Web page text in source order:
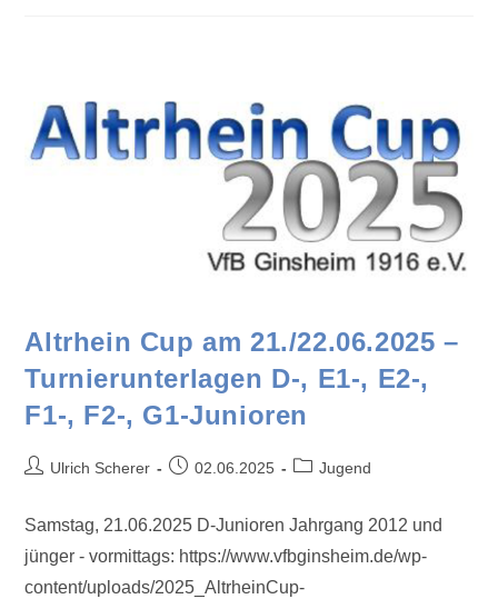
Altrhein Cup am 21./22.06.2025 –
Turnierunterlagen D-, E1-, E2-,
F1-, F2-, G1-Junioren
Ulrich Scherer 02.06.2025 Jugend
Samstag, 21.06.2025 D-Junioren Jahrgang 2012 und
jünger - vormittags: https://www.vfbginsheim.de/wp-
content/uploads/2025_AltrheinCup-